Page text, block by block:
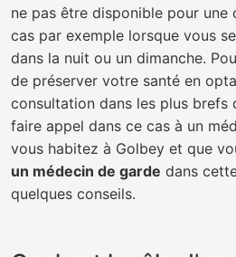
ne pas être disponible pour une
cas par exemple lorsque vous
dans la nuit ou un dimanche.
de préserver votre santé en
consultation dans les plus brefs
faire appel dans ce cas à un
vous habitez à Golbey et que
un médecin de garde dans
quelques conseils.